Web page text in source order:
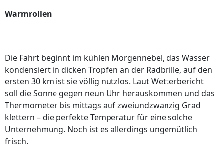
Warmrollen
Die Fahrt beginnt im kühlen Morgennebel, das Wasser
kondensiert in dicken Tropfen an der Radbrille, auf den
ersten 30 km ist sie völlig nutzlos. Laut Wetterbericht
soll die Sonne gegen neun Uhr herauskommen und das
Thermometer bis mittags auf zweiundzwanzig Grad
klettern – die perfekte Temperatur für eine solche
Unternehmung. Noch ist es allerdings ungemütlich
frisch.